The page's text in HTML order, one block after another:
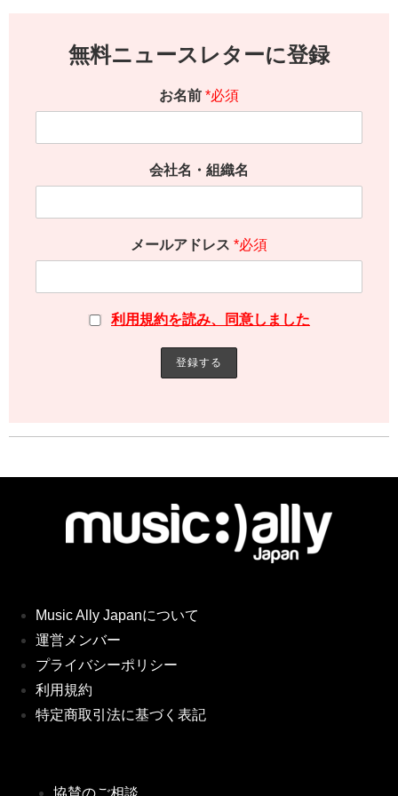
無料ニュースレターに登録
お名前 *必須
会社名・組織名
メールアドレス *必須
利用規約を読み、同意しました
Music Ally Japanについて
運営メンバー
プライバシーポリシー
利用規約
特定商取引法に基づく表記